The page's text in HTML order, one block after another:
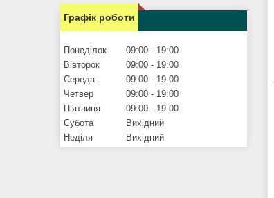
Графік роботи
Понеділок 09:00
19:00
Вівторок
09:00
19:00
Середа
09:00
19:00
Четвер
09:00
19:00
Пʼятниця
09:00
19:00
Субота
Вихідний
Неділя
Вихідний